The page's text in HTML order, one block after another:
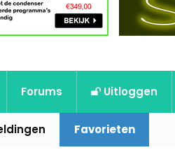
Forums Uitloggen
Favorieten